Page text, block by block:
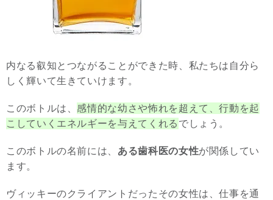
内なる叡知とつながることができた時、私たちは自分ら
しく輝いて生きていけます。
このボトルは、 感情的な幼さや怖れを超えて、行動を起
こしていくエネルギーを与えてくれる でしょう。
このボトルの名前には、 ある歯科医の女性が関係してい
ます。
ヴィッキーのクライアントだったその女性は、仕事を通